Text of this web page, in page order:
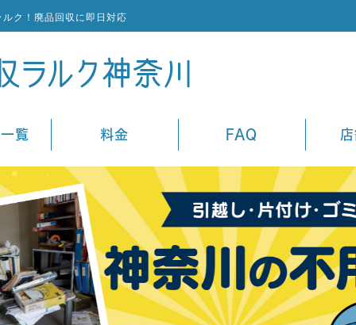
ク！廃品回収に即日対応
覧 料金 FAQ